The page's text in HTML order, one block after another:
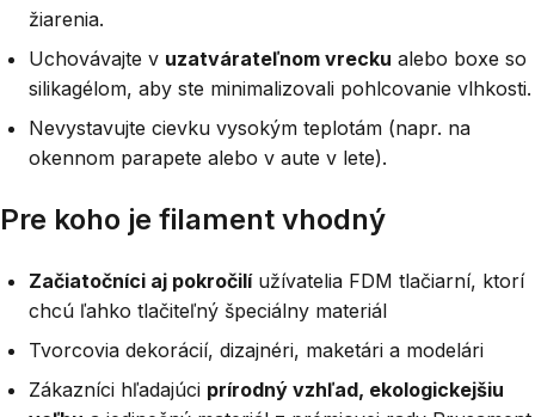
žiarenia.
Uchovávajte v uzatvárateľnom vrecku alebo boxe so
silikagélom, aby ste minimalizovali pohlcovanie vlhkosti.
Nevystavujte cievku vysokým teplotám (napr. na
okennom parapete alebo v aute v lete).
Pre koho je filament vhodný
Začiatočníci aj pokročilíužívatelia FDM tlačiarní, ktorí
chcú ľahko tlačiteľný špeciálny materiál
Tvorcovia dekorácií, dizajnéri, maketári a modelári
Zákazníci hľadajúci prírodný vzhľad, ekologickejšiu